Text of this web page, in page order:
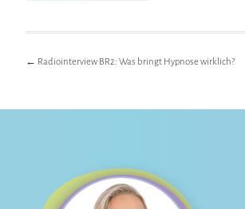
← Radiointerview BR2: Was bringt Hypnose wirklich?